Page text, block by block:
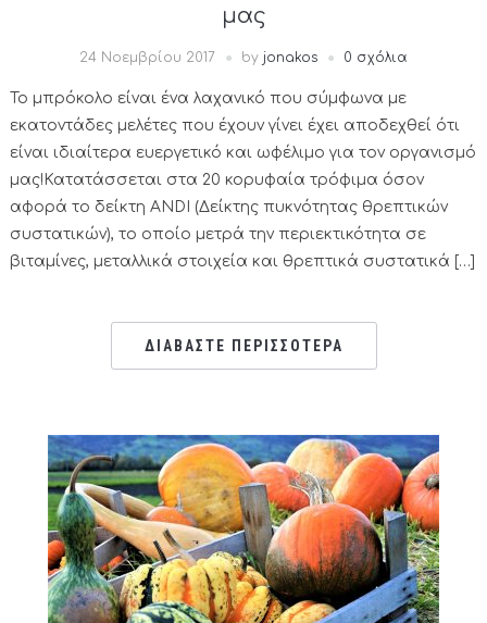
μας
24 Νοεμβρίου 2017 by jonakos 0 σχόλια
Το μπρόκολο είναι ένα λαχανικό που σύμφωνα με
εκατοντάδες μελέτες που έχουν γίνει έχει αποδεχθεί ότι
είναι ιδιαίτερα ευεργετικό και ωφέλιμο για τον οργανισμό
μας!Κατατάσσεται στα 20 κορυφαία τρόφιμα όσον
αφορά το δείκτη ANDI (Δείκτης πυκνότητας θρεπτικών
συστατικών), το οποίο μετρά την περιεκτικότητα σε
βιταμίνες, μεταλλικά στοιχεία και θρεπτικά συστατικά […]
ΔΙΑΒΑΣΤΕ ΠΕΡΙΣΣΟΤΕΡΑ